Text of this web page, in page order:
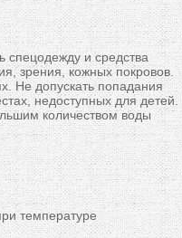
спецодежду и средства
зрения, кожных покровов.
Не допускать попадания
недоступных для детей.
количеством воды
температуре